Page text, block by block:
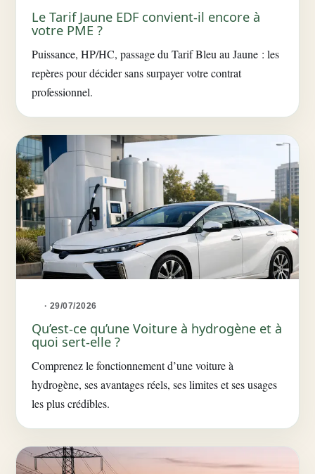
Le Tarif Jaune EDF convient-il encore à
votre PME ?
Puissance, HP/HC, passage du Tarif Bleu au Jaune : les
repères pour décider sans surpayer votre contrat
professionnel.
· 29/07/2026
Qu’est-ce qu’une Voiture à hydrogène et à
quoi sert-elle ?
Comprenez le fonctionnement d’une voiture à
hydrogène, ses avantages réels, ses limites et ses usages
les plus crédibles.